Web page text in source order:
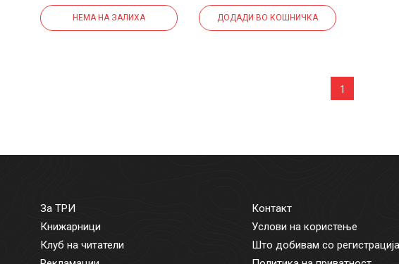
НЕМА НА ЗАЛИХА ДОДАДИ ВО КОШНИЧКА
1
За ТРИ
Книжарници
Клуб на читатели
Контакт
Услови на користење
Што добивам со регистрација